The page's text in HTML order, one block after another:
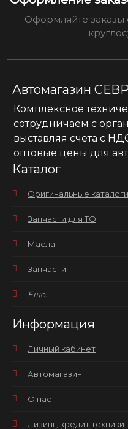
Оформляйте заказы
Автомагазин
Комплексное
сотрудничаем с
выставляя счета с
оптовые цены для
Каталог
Оригинальные
Запчасти для ТО
Масла
Запчасти
Еще...
Информация
Личный кабинет
Автомагазин
О нас
Лизинг, кредит техники